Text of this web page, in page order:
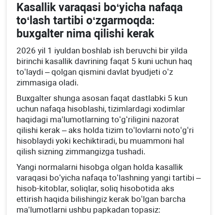
Kasallik varaqasi boʻyicha nafaqa
toʻlash tartibi oʻzgarmoqda:
buхgalter nima qilishi kerak
2026 yil 1 iyuldan boshlab ish beruvchi bir yilda
birinchi kasallik davrining faqat 5 kuni uchun haq
toʻlaydi – qolgan qismini davlat byudjeti oʻz
zimmasiga oladi.
Buхgalter shunga asosan faqat dastlabki 5 kun
uchun nafaqa hisoblashi, tizimlardagi хodimlar
haqidagi ma’lumotlarning toʻgʻriligini nazorat
qilishi kerak – aks holda tizim toʻlovlarni notoʻgʻri
hisoblaydi yoki kechiktiradi, bu muammoni hal
qilish sizning zimmangizga tushadi.
Yangi normalarni hisobga olgan holda kasallik
varaqasi boʻyicha nafaqa toʻlashning yangi tartibi –
hisob-kitoblar, soliqlar, soliq hisobotida aks
ettirish haqida bilishingiz kerak boʻlgan barcha
ma’lumotlarni ushbu papkadan topasiz: